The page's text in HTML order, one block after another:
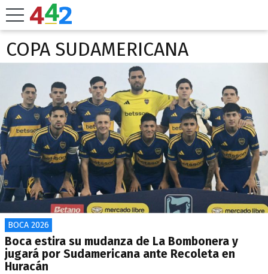
COPA SUDAMERICANA
BOCA 2026
Boca estira su mudanza de La Bombonera y
jugará por Sudamericana ante Recoleta en
Huracán